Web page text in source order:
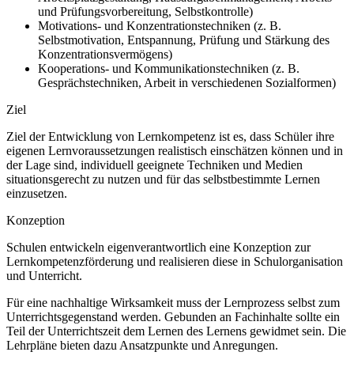
und Prüfungsvorbereitung, Selbstkontrolle)
Motivations- und Konzentrationstechniken (z. B.
Selbstmotivation, Entspannung, Prüfung und Stärkung des
Konzentrationsvermögens)
Kooperations- und Kommunikationstechniken (z. B.
Gesprächstechniken, Arbeit in verschiedenen Sozialformen)
Ziel
Ziel der Entwicklung von Lernkompetenz ist es, dass Schüler ihre
eigenen Lernvoraussetzungen realistisch einschätzen können und in
der Lage sind, individuell geeignete Techniken und Medien
situationsgerecht zu nutzen und für das selbstbestimmte Lernen
einzusetzen.
Konzeption
Schulen entwickeln eigenverantwortlich eine Konzeption zur
Lernkompetenzförderung und realisieren diese in Schulorganisation
und Unterricht.
Für eine nachhaltige Wirksamkeit muss der Lernprozess selbst zum
Unterrichtsgegenstand werden. Gebunden an Fachinhalte sollte ein
Teil der Unterrichtszeit dem Lernen des Lernens gewidmet sein. Die
Lehrpläne bieten dazu Ansatzpunkte und Anregungen.